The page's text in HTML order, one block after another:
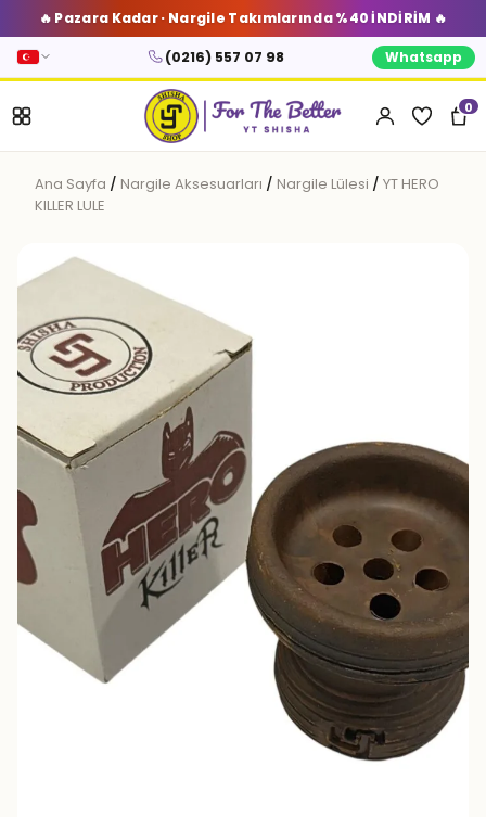
🔥 Pazara Kadar · Nargile Takımlarında %40 İNDİRİM 🔥
(0216) 557 07 98 Whatsapp
0
Ana Sayfa / Nargile Aksesuarları / Nargile Lülesi / YT HERO
KILLER LULE